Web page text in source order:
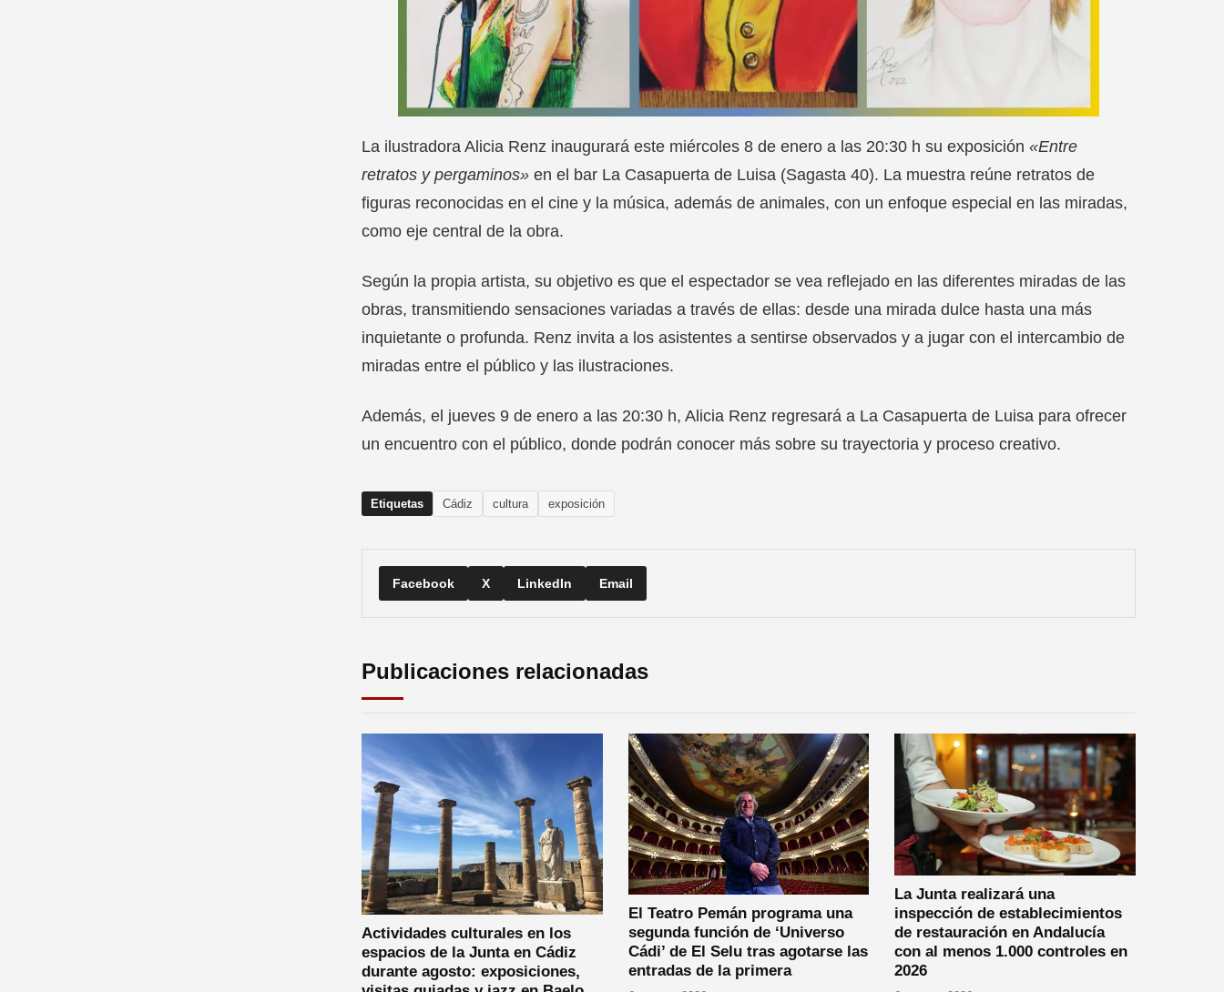
La ilustradora Alicia Renz inaugurará este miércoles 8 de enero a las 20:30 h su exposición «Entre
retratos y pergaminos» en el bar La Casapuerta de Luisa (Sagasta 40). La muestra reúne retratos de
figuras reconocidas en el cine y la música, además de animales, con un enfoque especial en las miradas,
como eje central de la obra.
Según la propia artista, su objetivo es que el espectador se vea reflejado en las diferentes miradas de las
obras, transmitiendo sensaciones variadas a través de ellas: desde una mirada dulce hasta una más
inquietante o profunda. Renz invita a los asistentes a sentirse observados y a jugar con el intercambio de
miradas entre el público y las ilustraciones.
Además, el jueves 9 de enero a las 20:30 h, Alicia Renz regresará a La Casapuerta de Luisa para ofrecer
un encuentro con el público, donde podrán conocer más sobre su trayectoria y proceso creativo.
Etiquetas Cádiz cultura exposición
Facebook X LinkedIn Email
Publicaciones relacionadas
Actividades culturales en los
espacios de la Junta en Cádiz
durante agosto: exposiciones,
El Teatro Pemán programa una
segunda función de ‘Universo
Cádi’ de El Selu tras agotarse las
entradas de la primera
La Junta realizará una
inspección de establecimientos
de restauración en Andalucía
con al menos 1.000 controles en
2026